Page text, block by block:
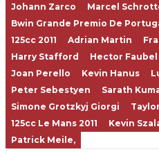
Johann Zarco
Marcel
Bwin Grande Premio De
125cc 2011
Adrian Martin
Harry Stafford
Hector Faubel
Joan Perello
Kevin Hanus
Peter Sebestyen
Sarath
Simone Grotzkyj Giorgi
125cc Le Mans 2011
Kevin
Patrick Meile,